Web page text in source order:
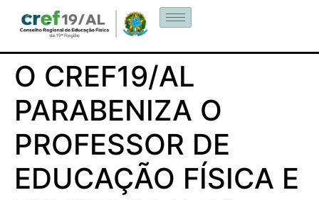
O CREF19/AL
PARABENIZA O
PROFESSOR DE
EDUCAÇÃO FÍSICA E